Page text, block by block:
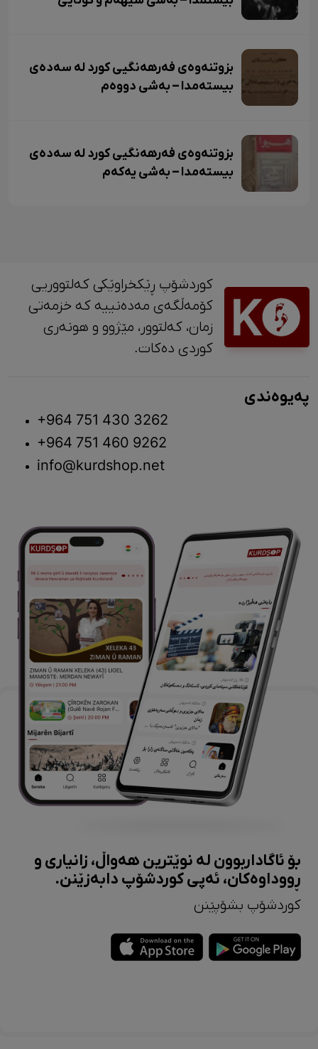
بزوتنەوەی فەرهەنگیی کورد لە سەدەی
بیستەمدا – بەشی دووەم
بزوتنەوەی فەرهەنگیی کورد لە سەدەی
بیستەمدا – بەشی یەکەم
کوردشۆپ ڕێکخراوێکی کەلتووریی
کۆمەڵگەی مەدەنییە کە خزمەتی
زمان، کەلتوور، مێژوو و ‎هونەری
کوردی دەکات.
پەیوەندی
+964 751 430 3262
+964 751 460 9262
info@kurdshop.net
بۆ ئاگاداربوون لە نوێترین هەواڵ، زانیاری و
ڕووداوەکان، ئەپی کوردشۆپ دابەزێنن.
کوردشۆپ بشۆپێنن